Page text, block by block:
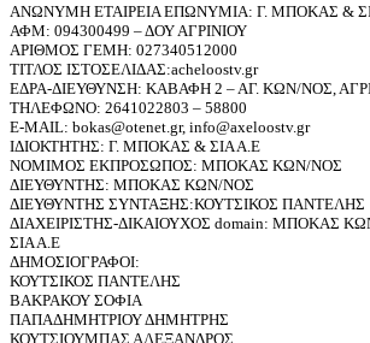
ΑΝΩΝΥΜΗ ΕΤΑΙΡΕΙΑ ΕΠΩΝΥΜΙΑ: Γ. ΜΠΟΚΑΣ &
ΑΦΜ: 094300499 – ΔΟΥ ΑΓΡΙΝΙΟΥ
ΑΡΙΘΜΟΣ ΓΕΜΗ: 027340512000
ΤΙΤΛΟΣ ΙΣΤΟΣΕΛΙΔΑΣ:acheloostv.gr
ΕΔΡΑ-ΔΙΕΥΘΥΝΣΗ: ΚΑΒΑΦΗ 2 – ΑΓ. ΚΩΝ/ΝΟΣ,
ΤΗΛΕΦΩΝΟ: 2641022803 – 58800
E-MAIL: bokas@otenet.gr, info@axeloostv.gr
ΙΔΙΟΚΤΗΤΗΣ: Γ. ΜΠΟΚΑΣ & ΣΙΑ Α.Ε
ΝΟΜΙΜΟΣ ΕΚΠΡΟΣΩΠΟΣ: ΜΠΟΚΑΣ ΚΩΝ/ΝΟΣ
ΔΙΕΥΘΥΝΤΗΣ: ΜΠΟΚΑΣ ΚΩΝ/ΝΟΣ
ΔΙΕΥΘΥΝΤΗΣ ΣΥΝΤΑΞΗΣ:ΚΟΥΤΣΙΚΟΣ ΠΑΝΤΕΛΗΣ
ΔΙΑΧΕΙΡΙΣΤΗΣ-ΔΙΚΑΙΟΥΧΟΣ domain: ΜΠΟΚΑΣ
ΣΙΑ Α.Ε
ΔΗΜΟΣΙΟΓΡΑΦΟΙ:
ΚΟΥΤΣΙΚΟΣ ΠΑΝΤΕΛΗΣ
ΒΑΚΡΑΚΟΥ ΣΟΦΙΑ
ΠΑΠΑΔΗΜΗΤΡΙΟΥ ΔΗΜΗΤΡΗΣ
ΚΟΥΤΣΙΟΥΜΠΑΣ ΑΛΕΞΑΝΔΡΟΣ